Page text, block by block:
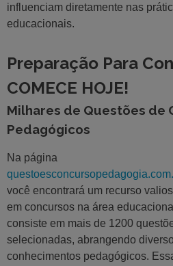
influenciam diretamente nas
educacionais.
Preparação Para
COMECE HOJE!
Milhares de Questões de
Pedagógicos
Na página
você encontrará um recurso
em concursos na área
consiste em mais de 1200
selecionadas, abrangendo
conhecimentos pedagógicos.